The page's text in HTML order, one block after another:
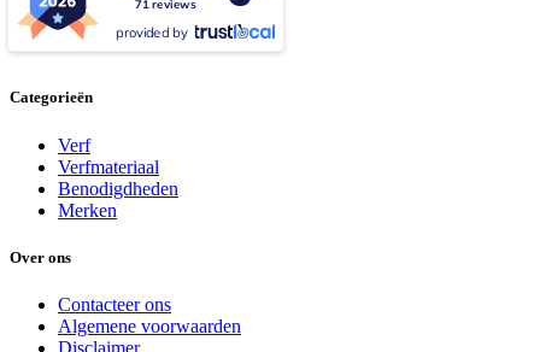
71 reviews
provided by
Categorieën
Verf
Verfmateriaal
Benodigdheden
Merken
Over ons
Contacteer ons
Algemene voorwaarden
Disclaimer